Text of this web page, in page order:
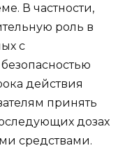
В частности,
роль в
с
действия
принять
дозах
средствами.